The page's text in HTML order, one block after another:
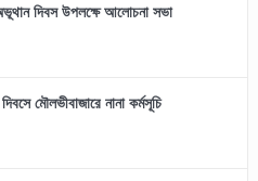
দিবস উপলক্ষে আলোচনা সভা
মৌলভীবাজারে নানা কর্মসূচি